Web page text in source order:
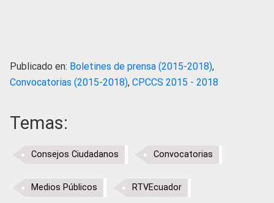
Publicado en: Boletines de prensa (2015-2018),
Convocatorias (2015-2018), CPCCS 2015 - 2018
Temas:
Consejos Ciudadanos Convocatorias
Medios Públicos RTVEcuador